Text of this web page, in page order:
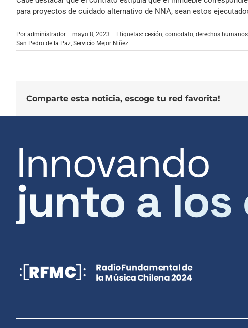
para proyectos de cuidado alternativo de NNA, sean estos
Por administrador mayo 8, 2023 Etiquetas: cesión, comodato, derechos humanos
San Pedro de la Paz, Servicio Mejor Niñez
Comparte esta noticia, escoge tu red favorita!
Innovando
junto a